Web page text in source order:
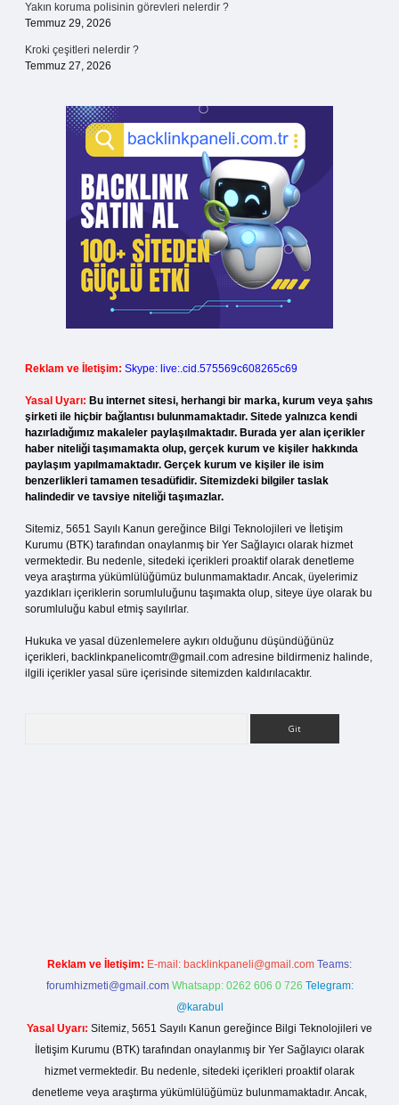
Yakın koruma polisinin görevleri nelerdir ?
Temmuz 29, 2026
Kroki çeşitleri nelerdir ?
Temmuz 27, 2026
Reklam ve İletişim: Skype: live:.cid.575569c608265c69
Yasal Uyarı: Bu internet sitesi, herhangi bir marka, kurum veya şahıs
şirketi ile hiçbir bağlantısı bulunmamaktadır. Sitede yalnızca kendi
hazırladığımız makaleler paylaşılmaktadır. Burada yer alan içerikler
haber niteliği taşımamakta olup, gerçek kurum ve kişiler hakkında
paylaşım yapılmamaktadır. Gerçek kurum ve kişiler ile isim
benzerlikleri tamamen tesadüfidir. Sitemizdeki bilgiler taslak
halindedir ve tavsiye niteliği taşımazlar.
Sitemiz, 5651 Sayılı Kanun gereğince Bilgi Teknolojileri ve İletişim
Kurumu (BTK) tarafından onaylanmış bir Yer Sağlayıcı olarak hizmet
vermektedir. Bu nedenle, sitedeki içerikleri proaktif olarak denetleme
veya araştırma yükümlülüğümüz bulunmamaktadır. Ancak, üyelerimiz
yazdıkları içeriklerin sorumluluğunu taşımakta olup, siteye üye olarak bu
sorumluluğu kabul etmiş sayılırlar.
Hukuka ve yasal düzenlemelere aykırı olduğunu düşündüğünüz
içerikleri, backlinkpanelicomtr@gmail.com adresine bildirmeniz halinde,
ilgili içerikler yasal süre içerisinde sitemizden kaldırılacaktır.
Reklam ve İletişim: E-mail: backlinkpaneli@gmail.com Teams:
forumhizmeti@gmail.com Whatsapp: 0262 606 0 726 Telegram:
@karabul
Yasal Uyarı: Sitemiz, 5651 Sayılı Kanun gereğince Bilgi Teknolojileri ve
İletişim Kurumu (BTK) tarafından onaylanmış bir Yer Sağlayıcı olarak
hizmet vermektedir. Bu nedenle, sitedeki içerikleri proaktif olarak
denetleme veya araştırma yükümlülüğümüz bulunmamaktadır. Ancak,